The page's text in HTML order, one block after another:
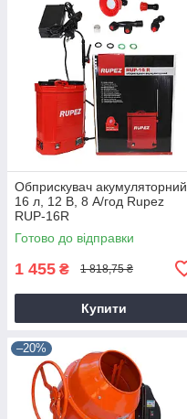
Обприскувач акумуляторний
16 л, 12 В, 8 А/год Rupez
RUP-16R
Готово до відправки
1 455 ₴ 1 818,75 ₴
Купити
–20%